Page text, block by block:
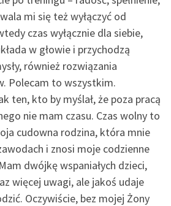
mi się też wyłączyć od
czas wyłącznie dla siebie,
w głowie i przychodzą
również rozwiązania
Polecam to wszystkim.
ten, kto by myślał, że poza pracą
nie mam czasu. Czas wolny to
cudowna rodzina, która mnie
i znosi moje codzienne
dwójkę wspaniałych dzieci,
więcej uwagi, ale jakoś udaje
Oczywiście, bez mojej Żony